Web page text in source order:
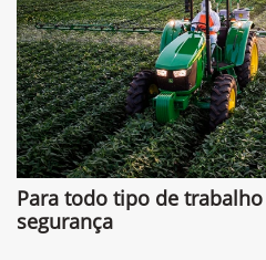
Para todo tipo de
segurança